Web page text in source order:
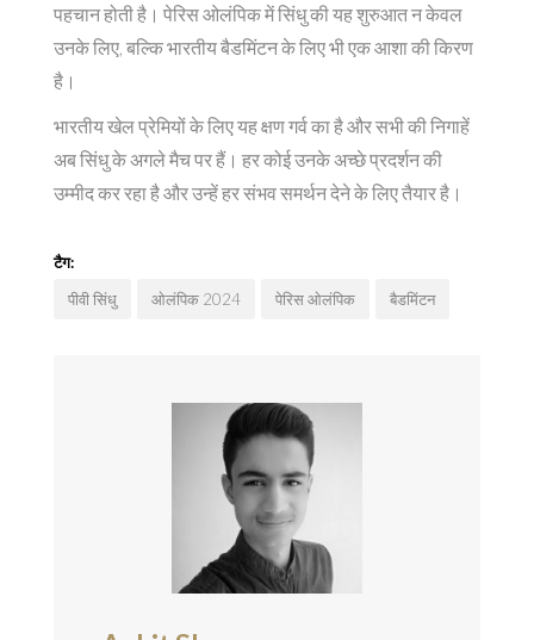
पहचान होती है। पेरिस ओलंपिक में सिंधु की यह शुरुआत न केवल
उनके लिए, बल्कि भारतीय बैडमिंटन के लिए भी एक आशा की किरण
है।
भारतीय खेल प्रेमियों के लिए यह क्षण गर्व का है और सभी की निगाहें
अब सिंधु के अगले मैच पर हैं। हर कोई उनके अच्छे प्रदर्शन की
उम्मीद कर रहा है और उन्हें हर संभव समर्थन देने के लिए तैयार है।
टैग:
पीवी सिंधु
ओलंपिक 2024 पेरिस ओलंपिक बैडमिंटन